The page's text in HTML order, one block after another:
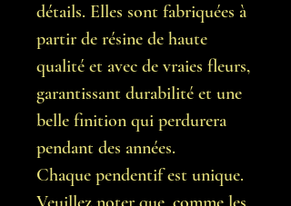
détails. Elles sont fabriquées à
partir de résine de haute
qualité et avec de vraies fleurs,
garantissant durabilité et une
belle finition qui perdurera
pendant des années.
Chaque pendentif est unique.